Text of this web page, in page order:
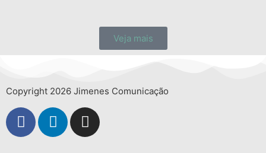
Veja mais
Copyright 2026 Jimenes Comunicação